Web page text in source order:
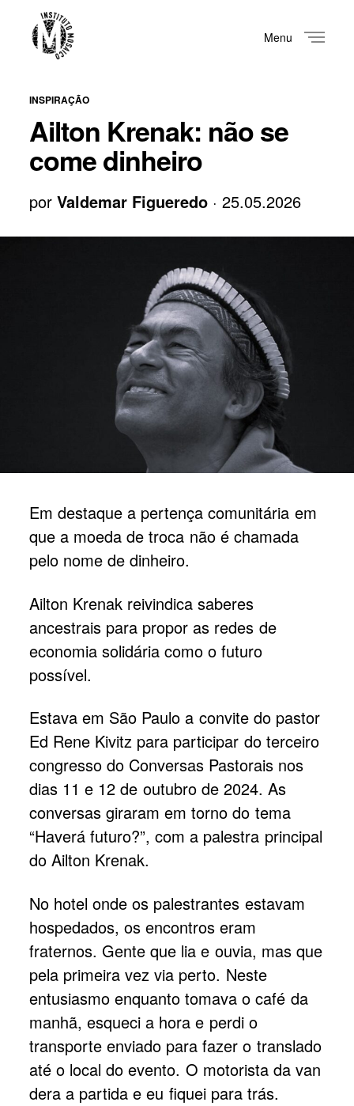
Menu
INSPIRAÇÃO
Ailton Krenak: não se
come dinheiro
porValdemar Figueredo · 25.05.2026
Em destaque a pertença comunitária em
que a moeda de troca não é chamada
pelo nome de dinheiro.
Ailton Krenak reivindica saberes
ancestrais para propor as redes de
economia solidária como o futuro
possível.
Estava em São Paulo a convite do pastor
Ed Rene Kivitz para participar do terceiro
congresso do Conversas Pastorais nos
dias 11 e 12 de outubro de 2024. As
conversas giraram em torno do tema
“Haverá futuro?”, com a palestra principal
do Ailton Krenak.
No hotel onde os palestrantes estavam
hospedados, os encontros eram
fraternos. Gente que lia e ouvia, mas que
pela primeira vez via perto. Neste
entusiasmo enquanto tomava o café da
manhã, esqueci a hora e perdi o
transporte enviado para fazer o translado
até o local do evento. O motorista da van
dera a partida e eu fiquei para trás.